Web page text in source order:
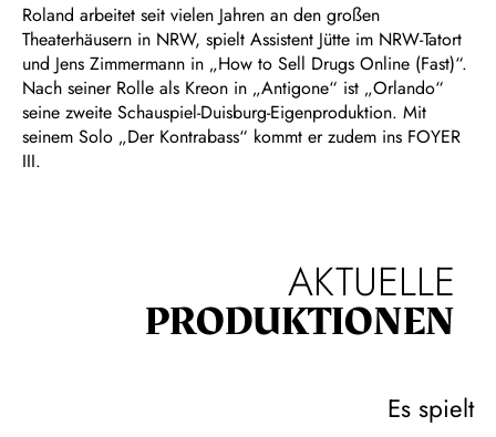
Roland arbeitet seit vielen Jahren an den großen
Theaterhäusern in NRW, spielt Assistent Jütte im NRW-Tatort
und Jens Zimmermann in „How to Sell Drugs Online (Fast)“.
Nach seiner Rolle als Kreon in „Antigone“ ist „Orlando“
seine zweite Schauspiel-Duisburg-Eigenproduktion. Mit
seinem Solo „Der Kontrabass“ kommt er zudem ins FOYER
III.
AKTUELLE
PRODUKTIONEN
Es spielt